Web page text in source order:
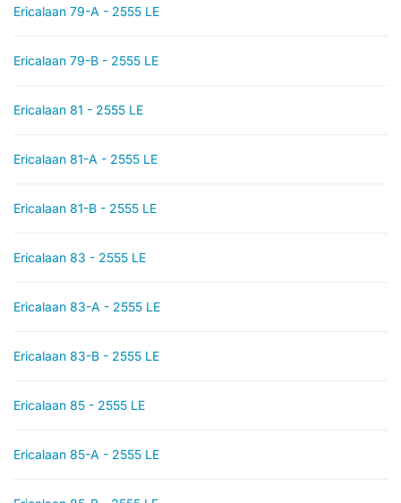
Ericalaan 79-A - 2555 LE
Ericalaan 79-B - 2555 LE
Ericalaan 81 - 2555 LE
Ericalaan 81-A - 2555 LE
Ericalaan 81-B - 2555 LE
Ericalaan 83 - 2555 LE
Ericalaan 83-A - 2555 LE
Ericalaan 83-B - 2555 LE
Ericalaan 85 - 2555 LE
Ericalaan 85-A - 2555 LE